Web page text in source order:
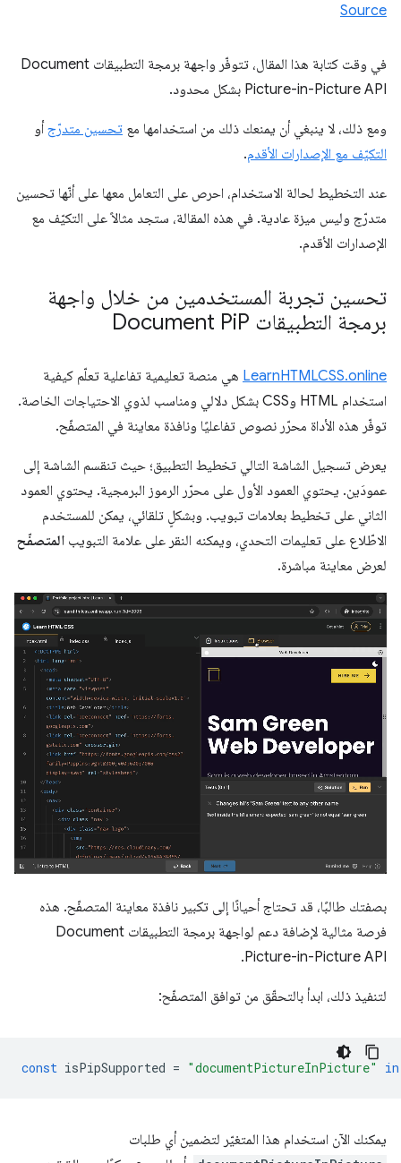
Source
في وقت كتابة هذا المقال، تتوفّر واجهة برمجة التطبيقات Document
Picture-in-Picture API بشكل محدود.
ومع ذلك، لا ينبغي أن يمنعك ذلك من استخدامها مع تحسين متدرّج أو
التكيّف مع الإصدارات الأقدم.
عند التخطيط لحالة الاستخدام، احرص على التعامل معها على أنّها تحسين
متدرّج وليس ميزة عادية. في هذه المقالة، ستجد مثالاً على التكيّف مع
الإصدارات الأقدم.
تحسين تجربة المستخدمين من خلال واجهة
برمجة التطبيقات Document Pi P
LearnHTMLCSS.online هي منصة تعليمية تفاعلية تعلّم كيفية
استخدام HTML وCSS بشكل دلالي ومناسب لذوي الاحتياجات الخاصة.
توفّر هذه الأداة محرّر نصوص تفاعليًا ونافذة معاينة في المتصفّح.
يعرض تسجيل الشاشة التالي تخطيط التطبيق؛ حيث تنقسم الشاشة إلى
عمودَين. يحتوي العمود الأول على محرّر الرموز البرمجية. يحتوي العمود
الثاني على تخطيط بعلامات تبويب. وبشكلٍ تلقائي، يمكن للمستخدم
الاطّلاع على تعليمات التحدي، ويمكنه النقر على علامة التبويب المتصفّح
لعرض معاينة مباشرة.
بصفتك طالبًا، قد تحتاج أحيانًا إلى تكبير نافذة معاينة المتصفّح. هذه
فرصة مثالية لإضافة دعم لواجهة برمجة التطبيقات Document
Picture-in-Picture API.
لتنفيذ ذلك، ابدأ بالتحقّق من توافق المتصفّح:
const isPipSupported = "documentPictureInPicture" in
يمكنك الآن استخدام هذا المتغيّر لتضمين أي طلبات